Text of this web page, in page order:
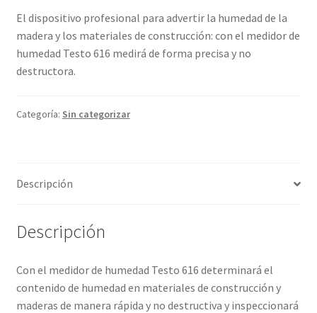
Termómetro Calibrado: garantía de precisión y
confiabilidad
El dispositivo profesional para advertir la humedad de la
madera y los materiales de construcción: con el medidor de
humedad Testo 616 medirá de forma precisa y no
destructora.
Categoría: Sin categorizar
Descripción
Descripción
Con el medidor de humedad Testo 616 determinará el
contenido de humedad en materiales de construcción y
maderas de manera rápida y no destructiva y inspeccionará